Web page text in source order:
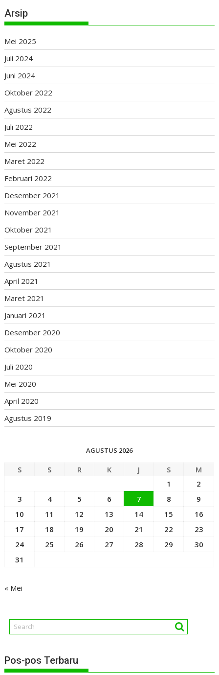
Arsip
Mei 2025
Juli 2024
Juni 2024
Oktober 2022
Agustus 2022
Juli 2022
Mei 2022
Maret 2022
Februari 2022
Desember 2021
November 2021
Oktober 2021
September 2021
Agustus 2021
April 2021
Maret 2021
Januari 2021
Desember 2020
Oktober 2020
Juli 2020
Mei 2020
April 2020
Agustus 2019
AGUSTUS 2026
S S R K J S
M
1
2
3
4 5 6 7 8
9
10
11 12 13 14 15
16
17
18 19 20 21 22
23
24
25 26 27 28 29
30
31
« Mei
Pos-pos Terbaru